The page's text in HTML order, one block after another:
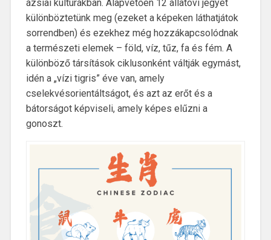
ázsiai kultúrákban. Alapvetően 12 állatövi jegyet
különböztetünk meg (ezeket a képeken láthatjátok
sorrendben) és ezekhez még hozzákapcsolódnak
a természeti elemek – föld, víz, tűz, fa és fém. A
különböző társítások ciklusonként váltják egymást,
idén a „vízi tigris” éve van, amely
cselekvésorientáltságot, és azt az erőt és a
bátorságot képviseli, amely képes elűzni a
gonoszt.